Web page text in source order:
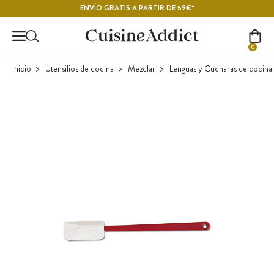
ENVÍO GRATIS A PARTIR DE 59€*
0
Inicio Utensilios de cocina Mezclar Lenguas y Cucharas de cocina